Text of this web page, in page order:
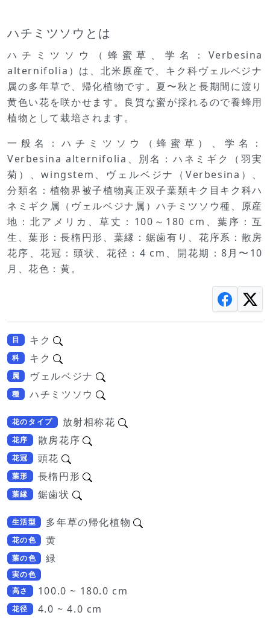
ハチミツソウとは
ハチミツソウ（蜂蜜草、学名：Verbesina
alternifolia）は、北米原産で、キク科ヴェルベジナ
属の多年草で、帰化植物です。夏〜秋と長期間に渡り
黄色い花を咲かせます。良質な蜜が採れるので養蜂用
植物として栽培されます。
一般名：ハチミツソウ（蜂蜜草）、学名：
Verbesina alternifolia、別名：ハネミギク（羽実
菊）、wingstem、ヴェルベジナ（Verbesina）、
分類名：植物界被子植物真正双子葉類キク目キク科ハ
ネミギク属（ヴェルベジナ属）ハチミツソウ種、原産
地：北アメリカ、草丈：100～180 cm、葉序：互
生、葉形：長楕円形、葉縁：鋸歯有り、花序系：散房
花序、花冠：頭状、花径：4 cm、開花期：8月〜10
月、花色：黄。
目 キク
科 キク
属 ヴェルベジナ
種 ハチミツソウ
花のタイプ 放射相称花
花序 散房花序
花冠 頭花
葉形 長楕円形
葉縁 鋸歯状
生活型 多年草の帰化植物
花の色 黄
葉の色 緑
実の色
高さ
100.0 ~ 180.0 cm
花径 4.0 ~ 4.0 cm